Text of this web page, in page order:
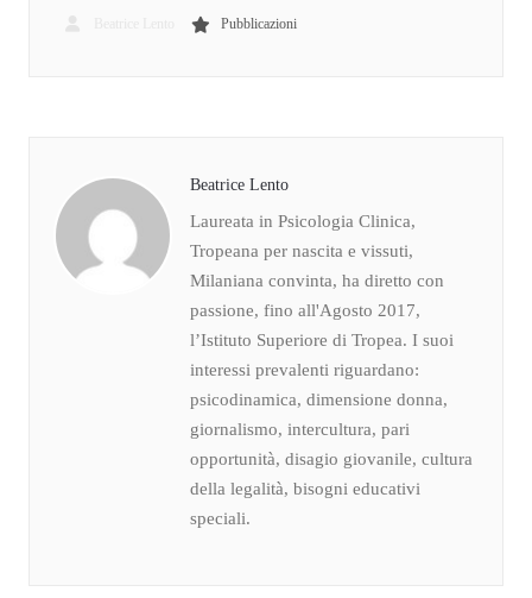
Pubblicazioni
Beatrice Lento
Laureata in Psicologia Clinica,
Tropeana per nascita e vissuti,
Milaniana convinta, ha diretto con
passione, fino all'Agosto 2017,
l’Istituto Superiore di Tropea. I suoi
interessi prevalenti riguardano:
psicodinamica, dimensione donna,
giornalismo, intercultura, pari
opportunità, disagio giovanile, cultura
della legalità, bisogni educativi
speciali.